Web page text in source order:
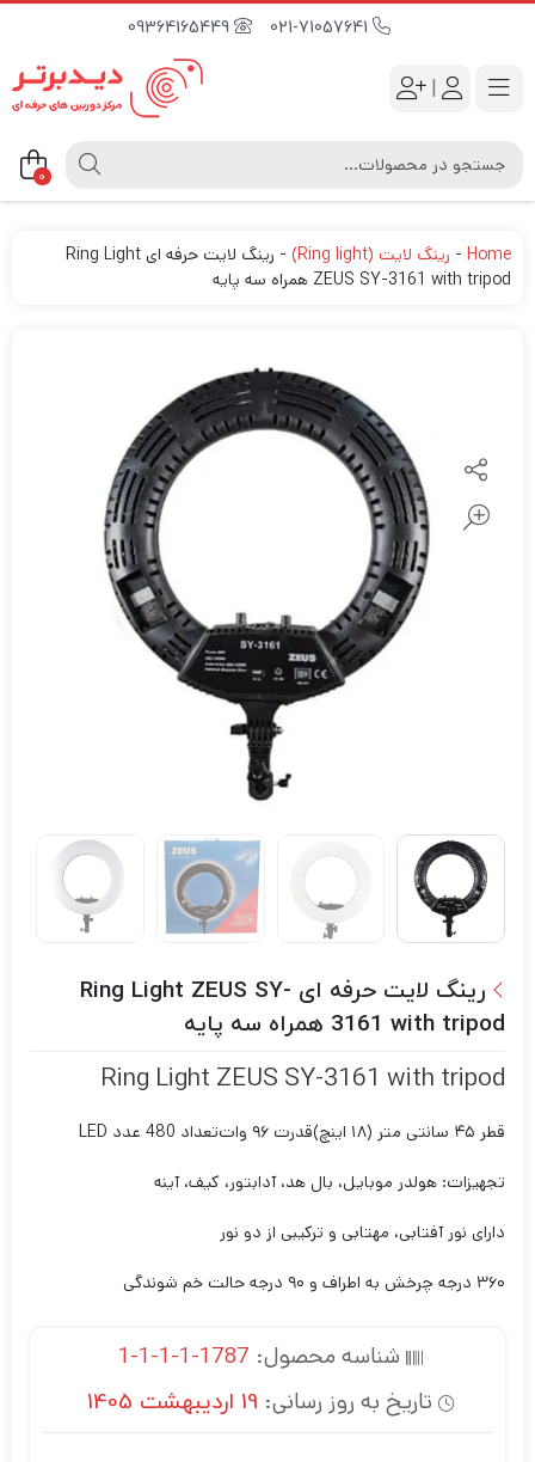
09364165449
|
0
Home
- رینگ لایت (Ring light) -
رینگ لایت حرفه ای Ring Light
ZEUS SY-3161 with tripod همراه سه پایه
رینگ لایت حرفه ای Ring Light ZEUS SY-
3161 with tripod همراه سه پایه
Ring Light ZEUS SY-3161 with tripod
قطر ۴۵ سانتی متر (۱۸ اینچ) قدرت ۹۶ وات تعداد 480 عدد LED
تجهیزات: هولدر موبایل، بال هد، آدابتور، کیف، آینه
دارای نور آفتابی، مهتابی و ترکیبی از دو نور
۳۶۰ درجه چرخش به اطراف و ۹۰ درجه حالت خم شوندگی
شناسه محصول: 1787-1-1-1-1
تاریخ به روز رسانی: 19 اردیبهشت 1405